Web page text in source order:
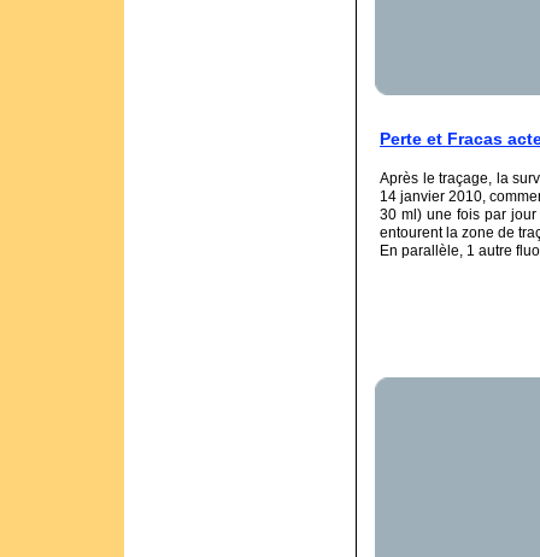
Perte et Fracas
Après le traçage, la
14 janvier 2010,
30 ml) une fois par
entourent la zone de
En parallèle, 1 autre